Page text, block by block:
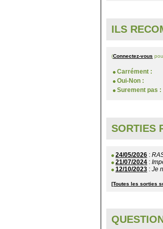
ILS
(Connectez-vous
Carrément :
Oui-Non :
Surement pas :
SORTIES
24/05/2026 :
21/07/2024 :
12/10/2023 : Je
[Toutes les sorties